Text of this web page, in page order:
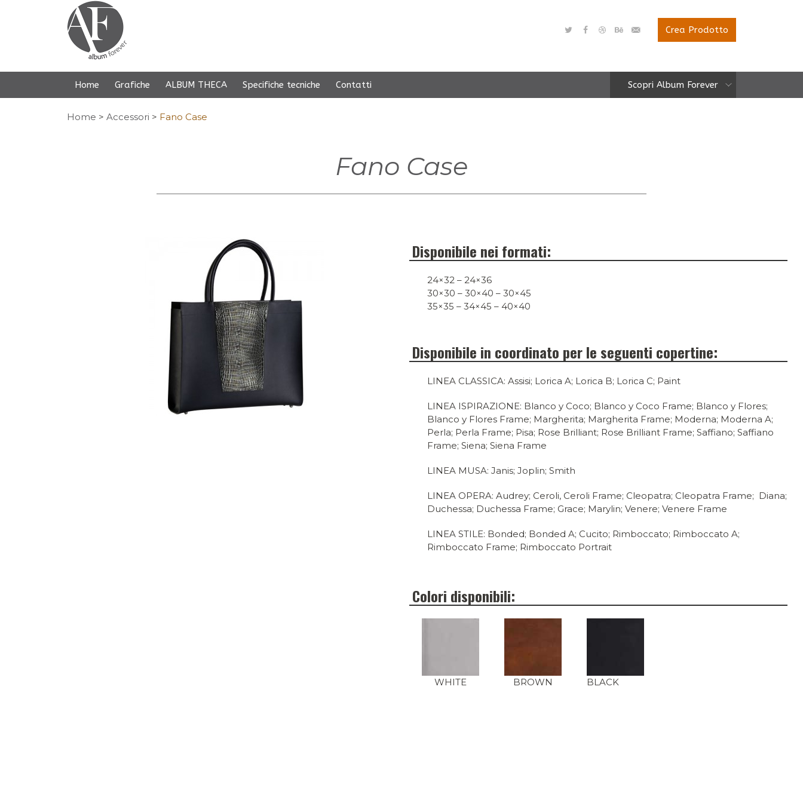
Crea Prodotto
Scopri Album Forever
Home Grafiche ALBUM THECA Specifiche tecniche Contatti
Home > Accessori > Fano Case
Fano Case
Disponibile nei formati:
24×32 – 24×36
30×30 – 30×40 – 30×45
35×35 – 34×45 – 40×40
Disponibile in coordinato per le seguenti copertine:
LINEA CLASSICA: Assisi; Lorica A; Lorica B; Lorica C; Paint
LINEA ISPIRAZIONE: Blanco y Coco; Blanco y Coco Frame; Blanco y Flores;
Blanco y Flores Frame; Margherita; Margherita Frame; Moderna; Moderna A;
Perla; Perla Frame; Pisa; Rose Brilliant; Rose Brilliant Frame; Saffiano; Saffiano
Frame; Siena; Siena Frame
LINEA MUSA: Janis; Joplin; Smith
LINEA OPERA: Audrey; Ceroli, Ceroli Frame; Cleopatra; Cleopatra Frame; Diana;
Duchessa; Duchessa Frame; Grace; Marylin; Venere; Venere Frame
LINEA STILE: Bonded; Bonded A; Cucito; Rimboccato; Rimboccato A;
Rimboccato Frame; Rimboccato Portrait
Colori disponibili:
WHITE BROWN BLACK